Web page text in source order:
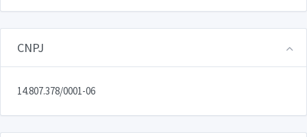
CNPJ
14.807.378/0001-06